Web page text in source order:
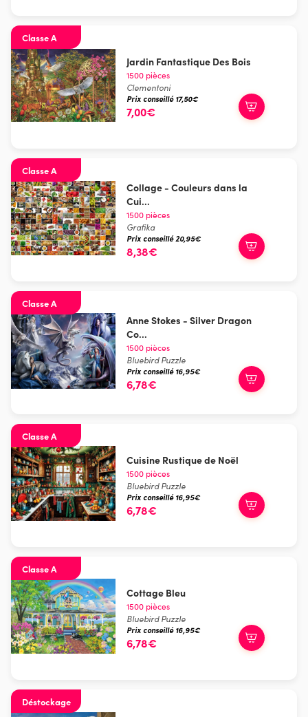
Classe A
Jardin Fantastique Des Bois
1500 pièces
Clementoni
Prix conseillé 17,50€
7,00€
Classe A
Collage - Couleurs dans la
Cui...
1500 pièces
Grafika
Prix conseillé 20,95€
8,38€
Classe A
Anne Stokes - Silver Dragon
Co...
1500 pièces
Bluebird Puzzle
Prix conseillé 16,95€
6,78€
Classe A
Cuisine Rustique de Noël
1500 pièces
Bluebird Puzzle
Prix conseillé 16,95€
6,78€
Classe A
Cottage Bleu
1500 pièces
Bluebird Puzzle
Prix conseillé 16,95€
6,78€
Déstockage